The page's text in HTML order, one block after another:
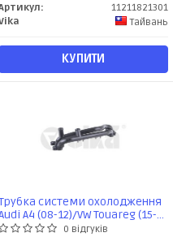
11211821301
Тайвань
КУПИТИ
системи охолодження
A4 (08-12)/VW Touareg (15-
(11211852701) VIKA
0 відгуків